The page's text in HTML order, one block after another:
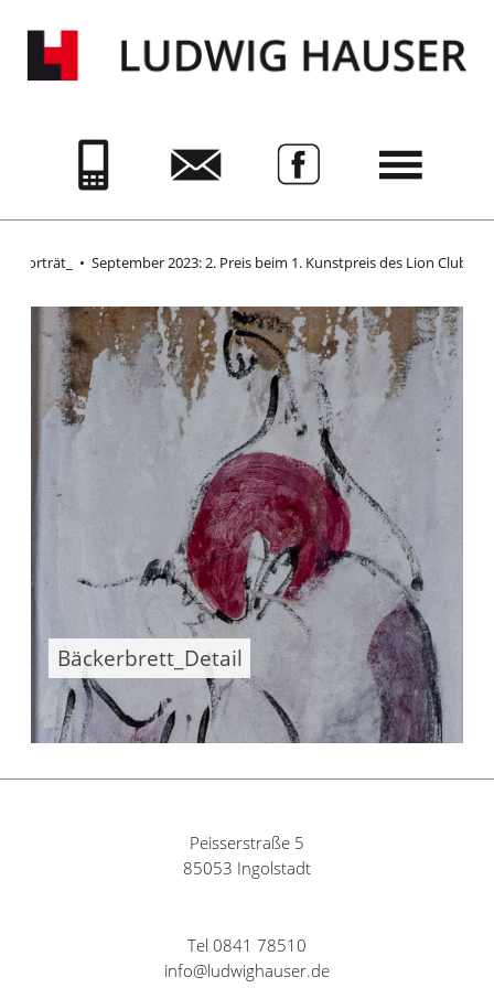
•September 2023: 2. Preis beim 1. Kunstpreis des Lion Clubs
Bäckerbrett_Detail
Peisserstraße 5
85053 Ingolstadt
Tel 0841 78510
info@ludwighauser.de